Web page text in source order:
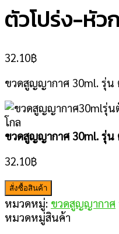
ตัวโปร่ง-หัว
32.10฿
ขวดสูญญากาศ 30ml. รุ่น
ขวดสูญญากาศ 30ml. รุ่น
32.10฿
สั่งซื้อสินค้า
หมวดหมู่: ขวดสูญญากาศ
หมวดหมู่สินค้า